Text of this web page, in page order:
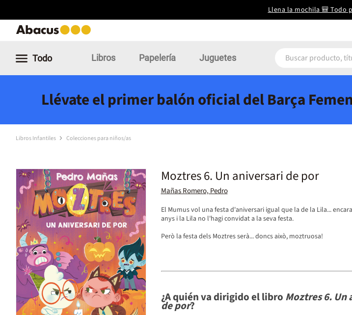
Llena la mochila 🎒 Todo
Todo Libros Papelería Juguetes
Llévate el primer balón oficial del Barça
Libros Infantiles Colecciones para niños/as
Moztres 6. Un aniversari de por
Mañas Romero, Pedro
El Mumus vol una festa d'aniversari igual que la de la Lila...
anys i la Lila no l'hagi convidat a la seva festa.
Però la festa dels Moztres serà... doncs això, moztruosa!
¿A quién va dirigido el libro Moztres 6. Un
de por?